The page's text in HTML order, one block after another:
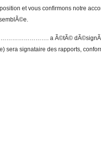
et vous confirmons notre
a Ã©tÃ©
sera signataire des rapports,